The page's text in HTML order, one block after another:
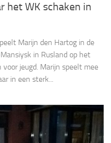
het WK schaken in
Marijn den Hartog in de
in Rusland op het
jeugd. Marijn speelt mee
in een sterk...